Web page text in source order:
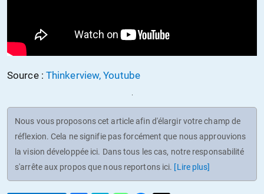
Source : Thinkerview, Youtube
Nous vous proposons cet article afin d'élargir votre champ de
réflexion. Cela ne signifie pas forcément que nous approuvions
la vision développée ici. Dans tous les cas, notre responsabilité
s'arrête aux propos que nous reportons ici. [Lire plus]